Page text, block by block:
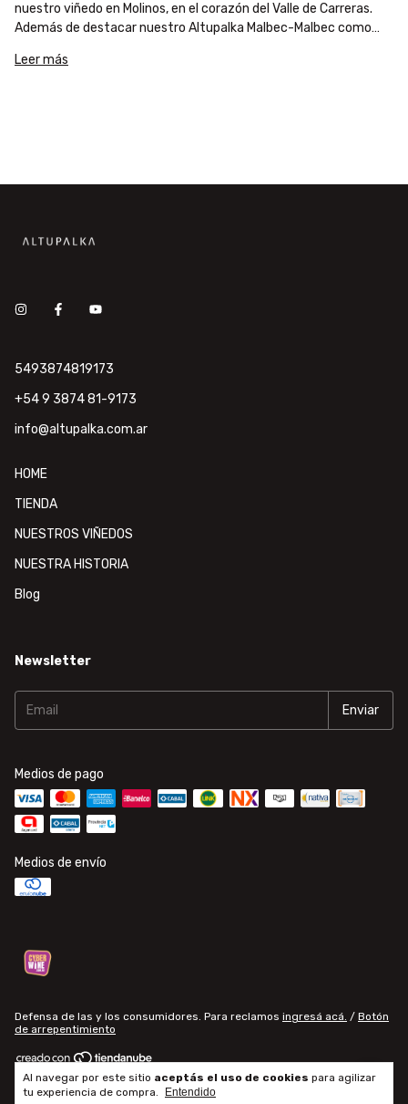
Al navegar por este sitio aceptás el uso de cookies para agilizar
tu experiencia de compra.
Entendido
nuestro viñedo en Molinos, en el corazón del Valle de Carreras.
Además de destacar nuestro Altupalka Malbec-Malbec como
a Alejandro Martorell como presidente de Bodegas de Salta,
Leer más
5493874819173
+54 9 3874 81-9173
info@altupalka.com.ar
HOME
TIENDA
NUESTROS VIÑEDOS
NUESTRA HISTORIA
Blog
Newsletter
Medios de pago
Medios de envío
Defensa de las y los consumidores. Para reclamos ingresá acá. / Botón
de arrepentimiento
Copyright ALTUPALKA - 2026. Todos los derechos reservados.